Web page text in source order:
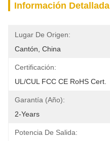
Información Detallada
Lugar De Origen:
Cantón, China
Certificación:
UL/cUL FCC CE RoHS Cert.
Garantía (año):
2-Years
Potencia De Salida: